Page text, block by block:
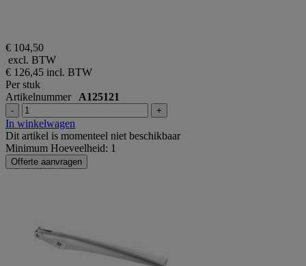
€ 104,50
excl. BTW
€ 126,45 incl. BTW
Per stuk
Artikelnummer A125121
- +
In winkelwagen
Dit artikel is momenteel niet beschikbaar
Minimum Hoeveelheid: 1
Offerte aanvragen